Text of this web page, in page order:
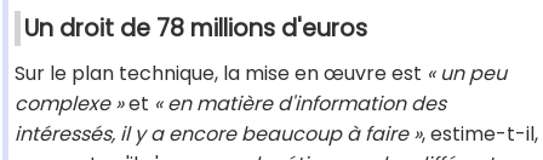
Un droit de 78 millions d'euros
Sur le plan technique, la mise en œuvre est « un peu
complexe »et « en matière d'information des
intéressés, il y a encore beaucoup à faire », estime-t-il,